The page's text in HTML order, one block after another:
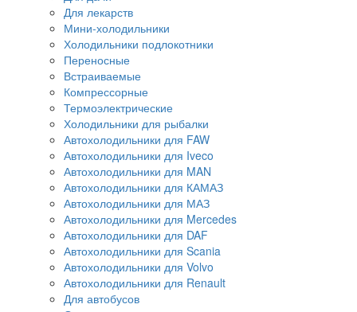
Для лекарств
Мини-холодильники
Холодильники подлокотники
Переносные
Встраиваемые
Компрессорные
Термоэлектрические
Холодильники для рыбалки
Автохолодильники для FAW
Автохолодильники для Iveco
Автохолодильники для MAN
Автохолодильники для КАМАЗ
Автохолодильники для МАЗ
Автохолодильники для Mercedes
Автохолодильники для DAF
Автохолодильники для Scania
Автохолодильники для Volvo
Автохолодильники для Renault
Для автобусов